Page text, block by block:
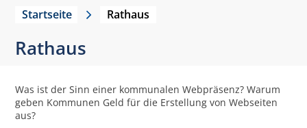
Startseite Rathaus
Rathaus
Was ist der Sinn einer kommunalen Webpräsenz? Warum
geben Kommunen Geld für die Erstellung von Webseiten
aus?